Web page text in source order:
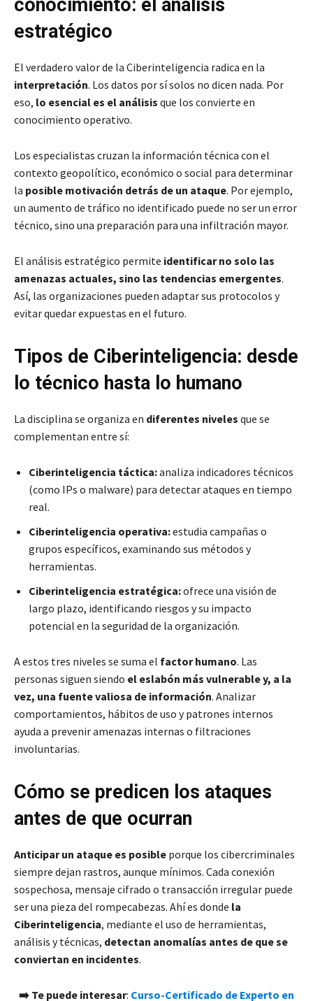
conocimiento: el análisis
estratégico
El verdadero valor de la Ciberinteligencia radica en la
interpretación. Los datos por sí solos no dicen nada. Por
eso, lo esencial es el análisis que los convierte en
conocimiento operativo.
Los especialistas cruzan la información técnica con el
contexto geopolítico, económico o social para determinar
la posible motivación detrás de un ataque. Por ejemplo,
un aumento de tráfico no identificado puede no ser un error
técnico, sino una preparación para una infiltración mayor.
El análisis estratégico permite identificar no solo las
amenazas actuales, sino las tendencias emergentes.
Así, las organizaciones pueden adaptar sus protocolos y
evitar quedar expuestas en el futuro.
Tipos de Ciberinteligencia: desde
lo técnico hasta lo humano
La disciplina se organiza en diferentes niveles que se
complementan entre sí:
Ciberinteligencia táctica:analiza indicadores técnicos
(como IPs o malware) para detectar ataques en tiempo
real.
Ciberinteligencia operativa:estudia campañas o
grupos específicos, examinando sus métodos y
herramientas.
Ciberinteligencia estratégica:ofrece una visión de
largo plazo, identificando riesgos y su impacto
potencial en la seguridad de la organización.
A estos tres niveles se suma el factor humano. Las
personas siguen siendo el eslabón más vulnerable y, a la
vez, una fuente valiosa de información. Analizar
comportamientos, hábitos de uso y patrones internos
ayuda a prevenir amenazas internas o filtraciones
involuntarias.
Cómo se predicen los ataques
antes de que ocurran
Anticipar un ataque es posible porque los cibercriminales
siempre dejan rastros, aunque mínimos. Cada conexión
sospechosa, mensaje cifrado o transacción irregular puede
ser una pieza del rompecabezas. Ahí es donde la
Ciberinteligencia, mediante el uso de herramientas,
análisis y técnicas, detectan anomalías antes de que se
conviertan en incidentes.
➡️ Te puede interesar: Curso-Certificado de Experto en